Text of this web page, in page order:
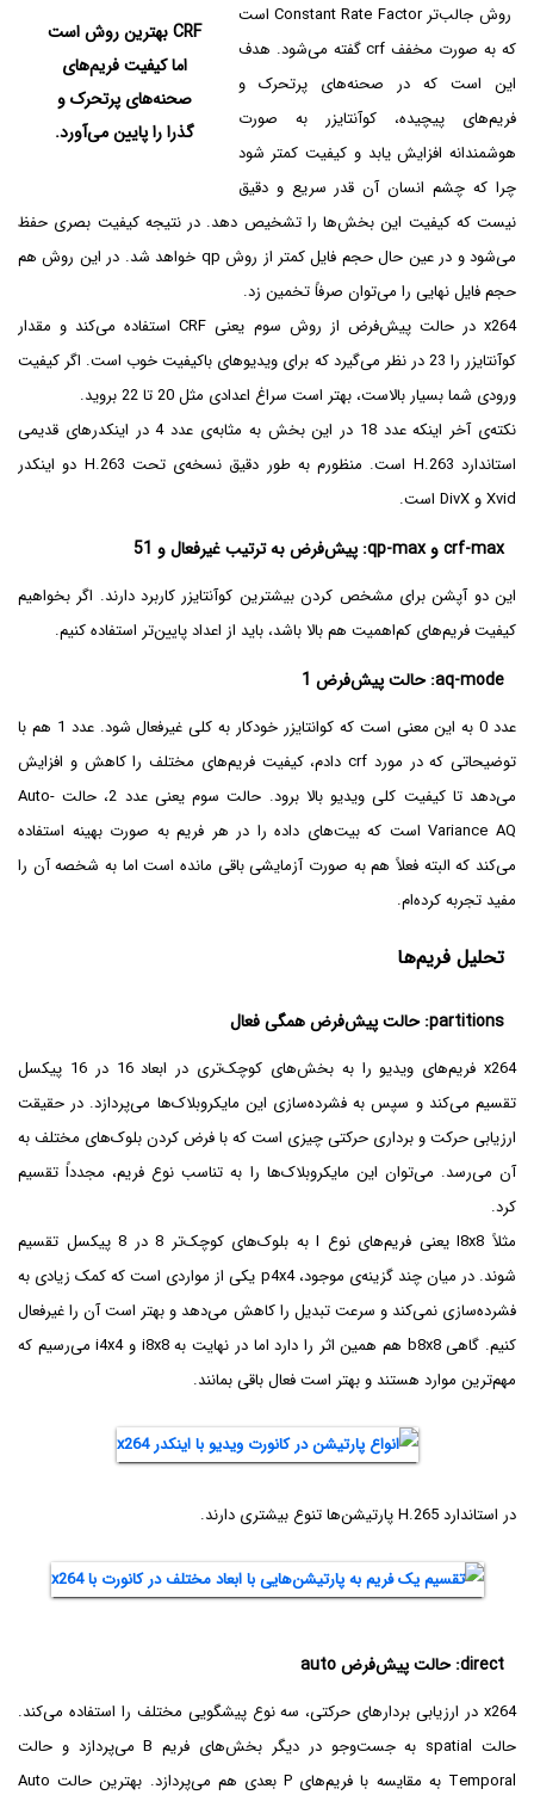
CRF بهترین روش است
اما کیفیت فریم‌های
صحنه‌های پرتحرک و
گذرا را پایین می‌آورد.
روش جالب‌تر Constant Rate Factor است
که به صورت مخفف crf گفته می‌شود. هدف
این است که در صحنه‌های پرتحرک و
فریم‌های پیچیده، کوآنتایزر به صورت
هوشمندانه افزایش یابد و کیفیت کمتر شود
چرا که چشم انسان آن قدر سریع و دقیق
نیست که کیفیت این بخش‌ها را تشخیص دهد. در نتیجه کیفیت بصری حفظ
می‌شود و در عین حال حجم فایل کمتر از روش qp خواهد شد. در این روش هم
حجم فایل نهایی را می‌توان صرفاً تخمین زد.
x264 در حالت پیش‌فرض از روش سوم یعنی CRF استفاده می‌کند و مقدار
کوآنتایزر را 23 در نظر می‌گیرد که برای ویدیوهای باکیفیت خوب است. اگر کیفیت
ورودی شما بسیار بالاست، بهتر است سراغ اعدادی مثل 20 تا 22 بروید.
نکته‌ی آخر اینکه عدد 18 در این بخش به مثابه‌ی عدد 4 در اینکدرهای قدیمی
استاندارد H.263 است. منظورم به طور دقیق نسخه‌ی تحت H.263 دو اینکدر
Xvid و DivX است.
crf-max و qp-max: پیش‌فرض به ترتیب غیرفعال و 51
این دو آپشن برای مشخص کردن بیشترین کوآنتایزر کاربرد دارند. اگر بخواهیم
کیفیت فریم‌های کم‌اهمیت هم بالا باشد، باید از اعداد پایین‌تر استفاده کنیم.
aq-mode: حالت پیش‌فرض 1
عدد 0 به این معنی است که کوانتایزر خودکار به کلی غیرفعال شود. عدد 1 هم با
توضیحاتی که در مورد crf دادم، کیفیت فریم‌های مختلف را کاهش و افزایش
می‌دهد تا کیفیت کلی ویدیو بالا برود. حالت سوم یعنی عدد 2، حالت Auto-
Variance AQ است که بیت‌های داده را در هر فریم به صورت بهینه استفاده
می‌کند که البته فعلاً هم به صورت آزمایشی باقی مانده است اما به شخصه آن را
مفید تجربه کرده‌ام.
تحلیل فریم‌ها
partitions: حالت پیش‌فرض همگی فعال
x264 فریم‌های ویدیو را به بخش‌های کوچک‌تری در ابعاد 16 در 16 پیکسل
تقسیم می‌کند و سپس به فشرده‌سازی این مایکروبلاک‌ها می‌پردازد. در حقیقت
ارزیابی حرکت و برداری حرکتی چیزی است که با فرض کردن بلوک‌های مختلف به
آن می‌رسد. می‌توان این مایکروبلاک‌ها را به تناسب نوع فریم، مجدداً تقسیم
کرد.
مثلاً I8x8 یعنی فریم‌های نوع I به بلوک‌های کوچک‌تر 8 در 8 پیکسل تقسیم
شوند. در میان چند گزینه‌ی موجود، p4x4 یکی از مواردی است که کمک زیادی به
فشرده‌سازی نمی‌کند و سرعت تبدیل را کاهش می‌دهد و بهتر است آن را غیرفعال
کنیم. گاهی b8x8 هم همین اثر را دارد اما در نهایت به i8x8 و i4x4 می‌رسیم که
مهم‌ترین موارد هستند و بهتر است فعال باقی بمانند.
در استاندارد H.265 پارتیشن‌ها تنوع بیشتری دارند.
direct: حالت پیش‌فرض auto
x264 در ارزیابی بردار‌های حرکتی، سه نوع پیشگویی مختلف را استفاده می‌کند.
حالت spatial به جست‌وجو در دیگر بخش‌های فریم B می‌پردازد و حالت
Temporal به مقایسه با فریم‌های P بعدی هم می‌پردازد. بهترین حالت Auto